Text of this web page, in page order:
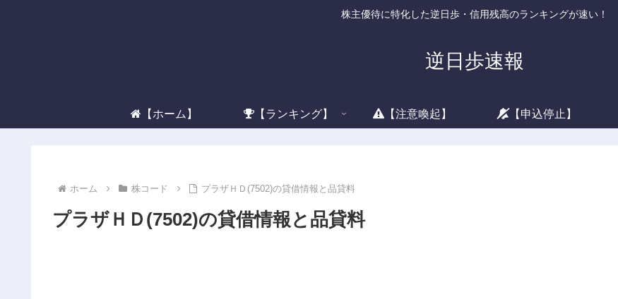
株主優待に特化した逆日歩・信用残高のランキングが速い！
逆日歩速報
【ホーム】 【ランキング】 【注意喚起】 【申込停止】
ホーム 株コード プラザＨＤ(7502)の貸借情報と品貸料
プラザＨＤ(7502)の貸借情報と品貸料